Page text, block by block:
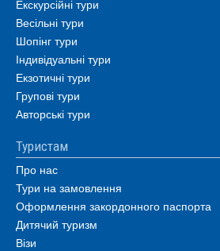
Екскурсійні тури
Весільні тури
Шопінг тури
Індивідуальні тури
Екзотичні тури
Групові тури
Авторські тури
Туристам
Про нас
Тури на замовлення
Оформлення закордонного паспорта
Дитячий туризм
Візи